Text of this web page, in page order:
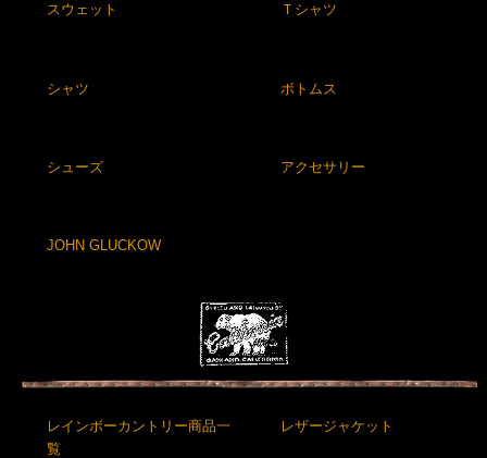
スウェット Ｔシャツ
シャツ ボトムス
シューズ アクセサリー
JOHN GLUCKOW
レインボーカントリー商品一
覧
レザージャケット